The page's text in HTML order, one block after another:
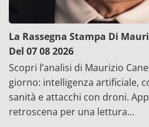
La Rassegna Stampa Di
Del 07 08 2026
Scopri l’analisi di Maurizio
giorno: intelligenza artificiale,
sanità e attacchi con droni.
retroscena per una lettura…